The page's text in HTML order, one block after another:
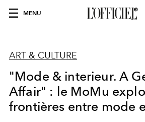
MENU
ART & CULTURE
"Mode & interieur. A
Affair" : le MoMu
frontières entre mode